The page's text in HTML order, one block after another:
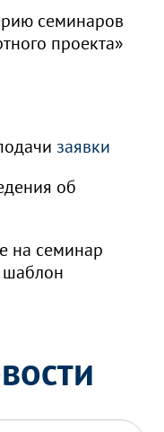
семинаров
проекта»
заявки
об
на семинар